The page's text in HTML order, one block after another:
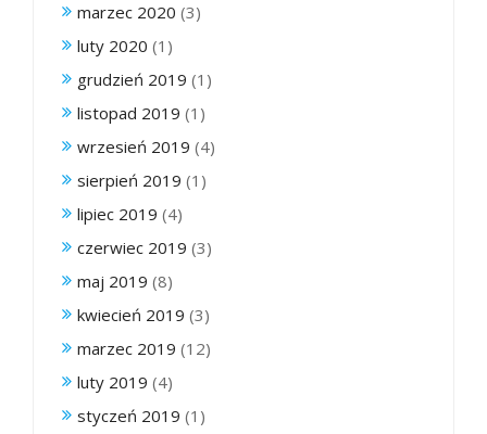
marzec 2020 (3)
luty 2020 (1)
grudzień 2019 (1)
listopad 2019 (1)
wrzesień 2019 (4)
sierpień 2019 (1)
lipiec 2019 (4)
czerwiec 2019 (3)
maj 2019 (8)
kwiecień 2019 (3)
marzec 2019 (12)
luty 2019 (4)
styczeń 2019 (1)